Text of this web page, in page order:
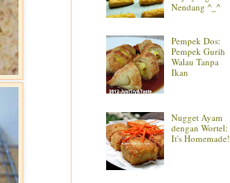
Nendang ^_^
Pempek Dos:
Pempek Gurih
Walau Tanpa
Ikan
Nugget Ayam
dengan Wortel:
It's Homemade!